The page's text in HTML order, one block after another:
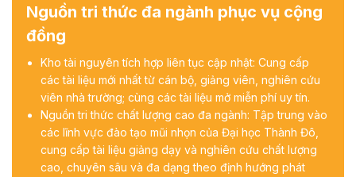
Nguồn tri thức đa ngành phục vụ cộng
đồng
Kho tài nguyên tích hợp liên tục cập nhật: Cung cấp
các tài liệu mới nhất từ cán bộ, giảng viên, nghiên cứu
viên nhà trường; cùng các tài liệu mở miễn phí uy tín.
Nguồn tri thức chất lượng cao đa ngành: Tập trung vào
các lĩnh vực đào tạo mũi nhọn của Đại học Thành Đô,
cung cấp tài liệu giảng dạy và nghiên cứu chất lượng
cao, chuyên sâu và đa dạng theo định hướng phát